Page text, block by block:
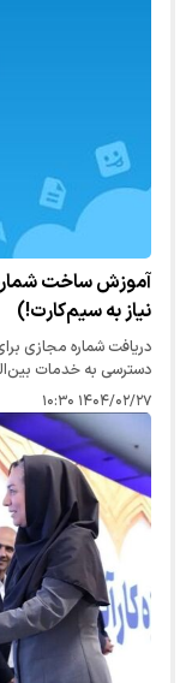
نیاز به سیم‌کارت!)
دریافت شماره مجازی
دسترسی به خدمات
می‌شوید و مزایای آن
۱۴۰۴/۰۲/۲۷ ۱۰:۳۰